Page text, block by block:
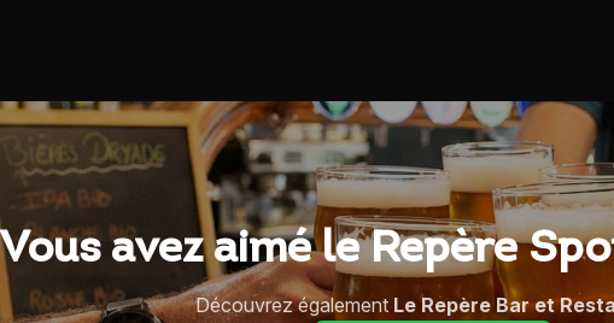
Vous avez aimé le Repère
Découvrez également Le Repère Bar et